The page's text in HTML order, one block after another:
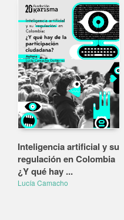
Inteligencia artificial y su
regulación en Colombia
¿Y qué hay ...
Lucía Camacho